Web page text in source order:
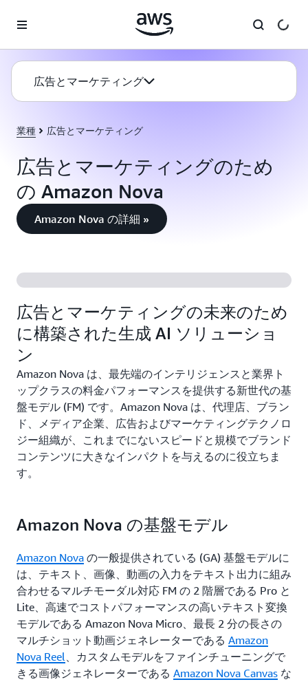
広告とマーケティング
業種 広告とマーケティング
広告とマーケティングのため
の Amazon Nova
Amazon Nova の詳細 »
広告とマーケティングの未来のため
に構築された生成 AI ソリューショ
ン
Amazon Nova は、最先端のインテリジェンスと業界ト
ップクラスの料金パフォーマンスを提供する新世代の基
盤モデル (FM) です。Amazon Nova は、代理店、ブラン
ド、メディア企業、広告およびマーケティングテクノロ
ジー組織が、これまでにないスピードと規模でブランド
コンテンツに大きなインパクトを与えるのに役立ちま
す。
Amazon Nova の基盤モデル
Amazon Nova の一般提供されている (GA) 基盤モデルに
は、テキスト、画像、動画の入力をテキスト出力に組み
合わせるマルチモーダル対応 FM の 2 階層である Pro と
Lite、高速でコストパフォーマンスの高いテキスト変換
モデルである Amazon Nova Micro、最長 2 分の長さの
マルチショット動画ジェネレーターである Amazon
Nova Reel、カスタムモデルをファインチューニングで
きる画像ジェネレーターである Amazon Nova Canvas な